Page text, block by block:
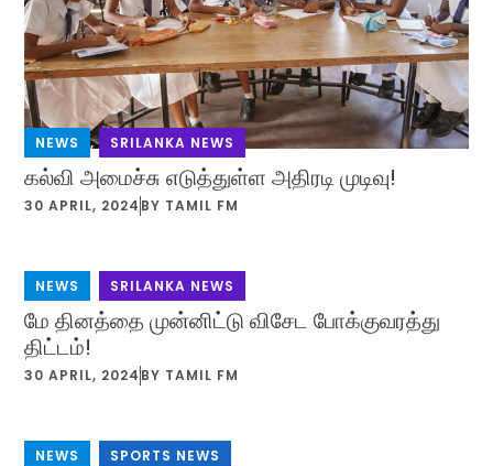
NEWS , SRILANKA NEWS
கல்வி அமைச்சு எடுத்துள்ள அதிரடி முடிவு!
30 APRIL, 2024 BY TAMIL FM
NEWS SRILANKA NEWS
மே தினத்தை முன்னிட்டு விசேட போக்குவரத்து
திட்டம்!
30 APRIL, 2024 BY TAMIL FM
NEWS SPORTS NEWS